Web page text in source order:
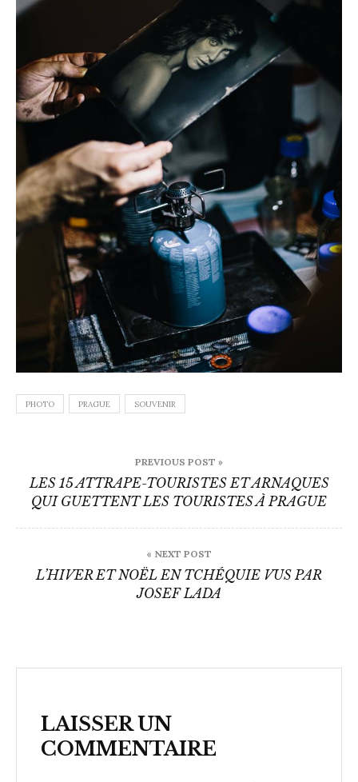
PHOTO PRAGUE SOUVENIR
de
l’article
PREVIOUS POST »
LES 15 ATTRAPE-TOURISTES ET ARNAQUES
QUI GUETTENT LES TOURISTES À PRAGUE
« NEXT POST
L’HIVER ET NOËL EN TCHÉQUIE VUS PAR
JOSEF LADA
LAISSER UN
COMMENTAIRE